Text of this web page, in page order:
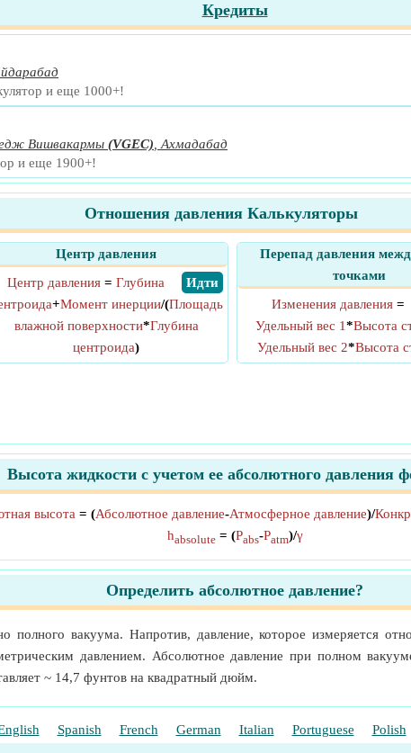
Кредиты
и еще 1000+!
Вишвакармы (VGEC) Ахмадабад
и еще 1900+!
Отношения давления Калькуляторы
Центр давления
​ Идти
Центр давления= Глубина
+Момент инерции/(Площадь
влажной поверхности*Глубина
центроида)
Перепад давления
точками
Изменения давления =
Удельный вес 1*Высота
Удельный вес 2*Высота
Высота жидкости с учетом ее абсолютного давления
высота = (Абсолютное давление-Атмосферное давление)/
habsolute = (Pabs-Patm)/γ
Определить абсолютное давление?
полного вакуума. Напротив, давление, которое измеряется
давлением. Абсолютное давление при полном
~ 14,7 фунтов на квадратный дюйм.
Spanish French German Italian Portuguese Polish